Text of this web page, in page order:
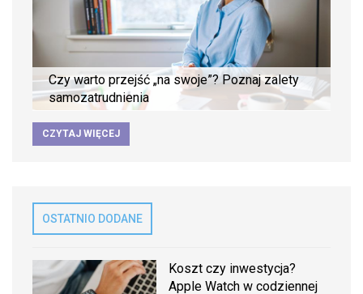
Czy warto przejść „na swoje”? Poznaj zalety
samozatrudnienia
CZYTAJ WIĘCEJ
OSTATNIO DODANE
Koszt czy inwestycja?
Apple Watch w codziennej